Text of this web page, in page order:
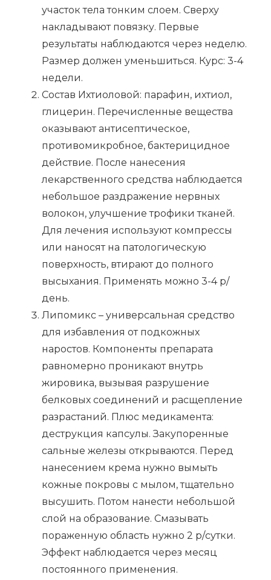
участок тела тонким слоем. Сверху
накладывают повязку. Первые
результаты наблюдаются через неделю.
Размер должен уменьшиться. Курс: 3-4
недели.
Состав Ихтиоловой: парафин, ихтиол,
глицерин. Перечисленные вещества
оказывают антисептическое,
противомикробное, бактерицидное
действие. После нанесения
лекарственного средства наблюдается
небольшое раздражение нервных
волокон, улучшение трофики тканей.
Для лечения используют компрессы
или наносят на патологическую
поверхность, втирают до полного
высыхания. Применять можно 3-4 р/
день.
Липомикс – универсальная средство
для избавления от подкожных
наростов. Компоненты препарата
равномерно проникают внутрь
жировика, вызывая разрушение
белковых соединений и расщепление
разрастаний. Плюс медикамента:
деструкция капсулы. Закупоренные
сальные железы открываются. Перед
нанесением крема нужно вымыть
кожные покровы с мылом, тщательно
высушить. Потом нанести небольшой
слой на образование. Смазывать
пораженную область нужно 2 р/сутки.
Эффект наблюдается через месяц
постоянного применения.